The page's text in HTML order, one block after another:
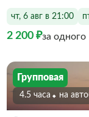
чт, 6 авг в 21:00
2 200 ₽за одного
Групповая
4.5 часа На